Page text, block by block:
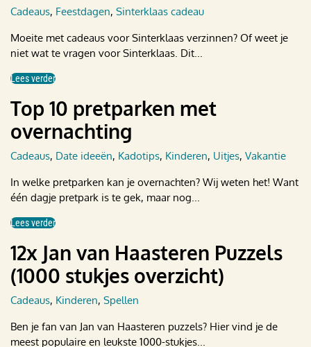
Cadeaus, Feestdagen, Sinterklaas cadeau
Moeite met cadeaus voor Sinterklaas verzinnen? Of weet je
niet wat te vragen voor Sinterklaas. Dit...
Lees verder
Top 10 pretparken met
overnachting
Cadeaus, Date ideeën, Kadotips, Kinderen, Uitjes, Vakantie
In welke pretparken kan je overnachten? Wij weten het! Want
één dagje pretpark is te gek, maar nog...
Lees verder
12x Jan van Haasteren Puzzels
(1000 stukjes overzicht)
Cadeaus, Kinderen, Spellen
Ben je fan van Jan van Haasteren puzzels? Hier vind je de
meest populaire en leukste 1000-stukjes...